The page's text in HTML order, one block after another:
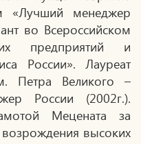
«Лучший менеджер
во Всероссийском
предприятий и
России». Лауреат
Петра Великого –
России (2002г.).
Мецената за
высоких